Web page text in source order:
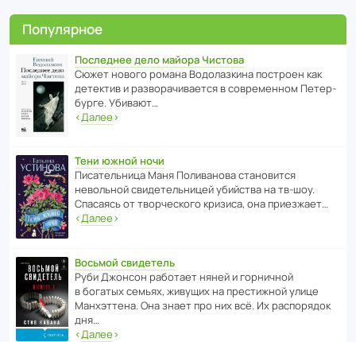
Популярное
Последнее дело майора Чистова
Сюжет нового романа Водо­ла­з­кина пост­роен как
дете­ктив и разво­ра­чи­ва­ется в совре­менном Пете­р­
бурге. Убивают…
‹Далее›
Тени южной ночи
Писа­тель­ница Маня Поли­ва­нова стано­вится
невольной свиде­тель­ницей убийства на тв-шоу.
Спасаясь от твор­че­с­кого кризиса, она приезжает…
‹Далее›
Восьмой свидетель
Руби Джонсон рабо­тает няней и горни­чной
в богатых семьях, живущих на прес­ти­жной улице
Манх­эт­тена. Она знает про них всё. Их распо­рядок
дня…
‹Далее›